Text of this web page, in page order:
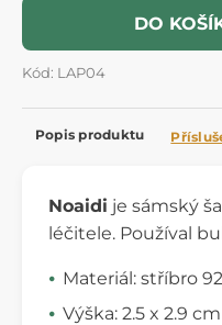
DO
Kód: LAP04
Popis produktu
Noaidi je sámský
léčitele. Používal
Materiál: stříbro
Výška: 2.5 x 2.9 cm